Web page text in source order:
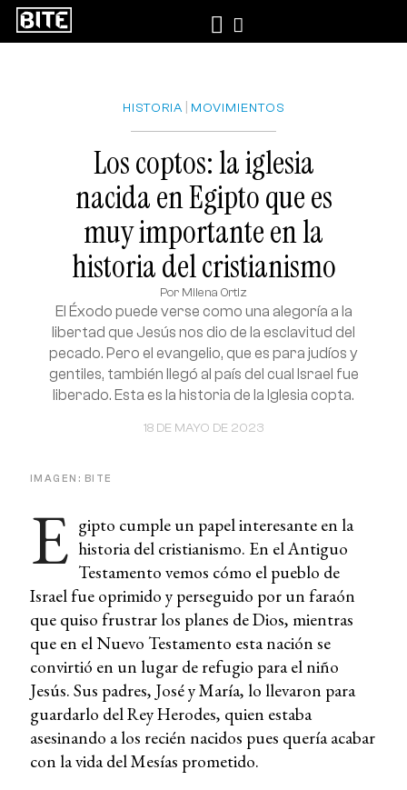
HISTORIA MOVIMIENTOS
Los coptos: la iglesia
nacida en Egipto que es
muy importante en la
historia del cristianismo
Por Milena Ortiz
18 DE MAYO DE 2023
El Éxodo puede verse como una alegoría a la
libertad que Jesús nos dio de la esclavitud del
pecado. Pero el evangelio, que es para judíos y
gentiles, también llegó al país del cual Israel fue
liberado. Esta es la historia de la Iglesia copta.
IMAGEN: BITE
E gipto cumple un papel interesante en la
historia del cristianismo. En el Antiguo
Testamento vemos cómo el pueblo de
Israel fue oprimido y perseguido por un faraón
que quiso frustrar los planes de Dios, mientras
que en el Nuevo Testamento esta nación se
convirtió en un lugar de refugio para el niño
Jesús. Sus padres, José y María, lo llevaron para
guardarlo del Rey Herodes, quien estaba
asesinando a los recién nacidos pues quería acabar
con la vida del Mesías prometido.